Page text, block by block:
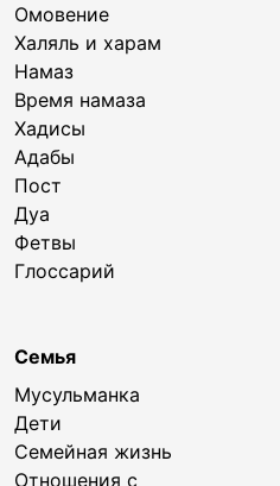
Омовение
Халяль и харам
Намаз
Время намаза
Хадисы
Адабы
Пост
Дуа
Фетвы
Глоссарий
Семья
Мусульманка
Дети
Семейная жизнь
Отношения с